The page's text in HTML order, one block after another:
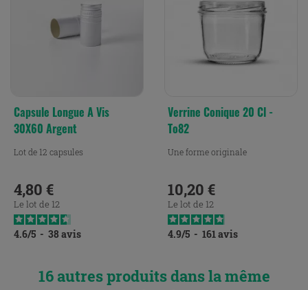
Capsule Longue A Vis
30X60 Argent
Lot de 12 capsules
Prix
4,80 €
Le lot de 12
4.6/5 - 38 avis
Verrine Conique 20 Cl -
To82
Une forme originale
Prix
10,20 €
Le lot de 12
4.9/5 - 161avis
16 autres produits dans la même